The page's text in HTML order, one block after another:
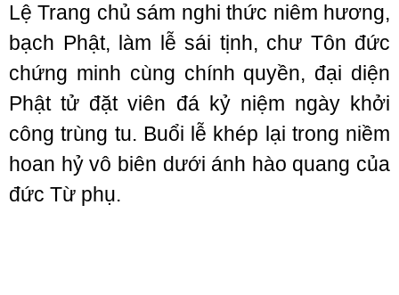
Lệ Trang chủ sám nghi thức niêm hương,
bạch Phật, làm lễ sái tịnh, chư Tôn đức
chứng minh cùng chính quyền, đại diện
Phật tử đặt viên đá kỷ niệm ngày khởi
công trùng tu. Buổi lễ khép lại trong niềm
hoan hỷ vô biên dưới ánh hào quang của
đức Từ phụ.